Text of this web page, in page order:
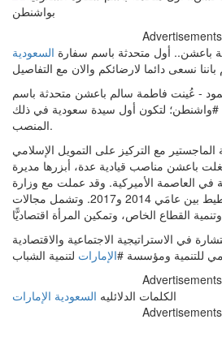
Advertisements
باعشن.. أول متحدثة باسم سفارة السعودية
نسعى دائما لارضائكم والان مع التفاصيل
- عُينت فاطمة سالم باعشن متحدثة باسم
#واشنطن؛ لتكون أول سيدة سعودية في ذلك
المنصب.
مع التركيز على التمويل الإسلامي
باعشن مناصب قيادية عدة، أبزرها مديرة
في العاصمة الأميركية. وقد عملت مع وزارة
العمل والاقتصاد والتخطيط بين عامَي 2014 و2017. وتشمل مجالات
في الاستراتيجية الاجتماعية والاقتصادية
للتنمية ومؤسسة #الإمارات
Advertisements
الكلمات الدلائليه السعودية الإمارات
Advertisements